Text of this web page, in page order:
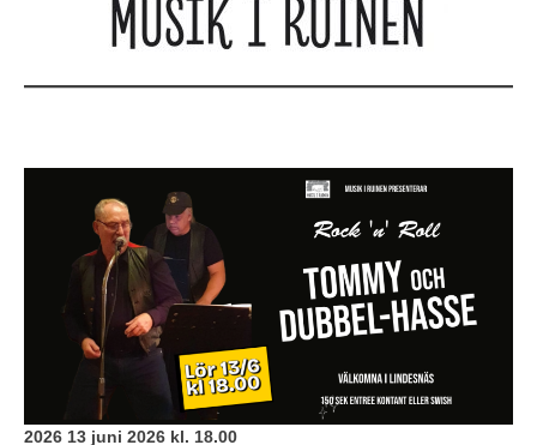
2026 13 juni 2026 kl. 18.00